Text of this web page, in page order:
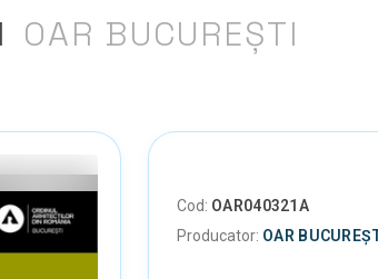
OAR BUCUREȘTI
Cod: OAR040321A
Producator: OAR